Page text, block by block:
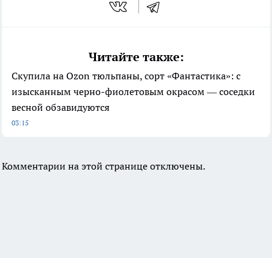
Читайте также:
Скупила на Ozon тюльпаны, сорт «Фантастика»: с
изысканным черно-фиолетовым окрасом — соседки
весной обзавидуются
03:15
Комментарии на этой странице отключены.